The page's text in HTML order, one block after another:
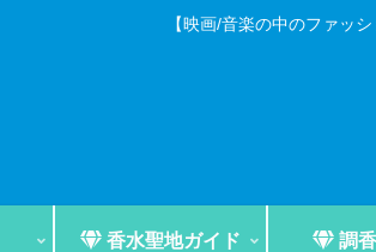
【映画/音楽の中のファッ
香水聖地ガイド 調